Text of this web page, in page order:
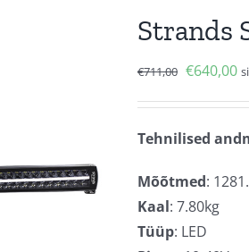
Strands
€711,00 Algne
€711,00.
€640,00
Tehnilised
Mõõtmed:
Kaal: 7.80kg
Tüüp: LED